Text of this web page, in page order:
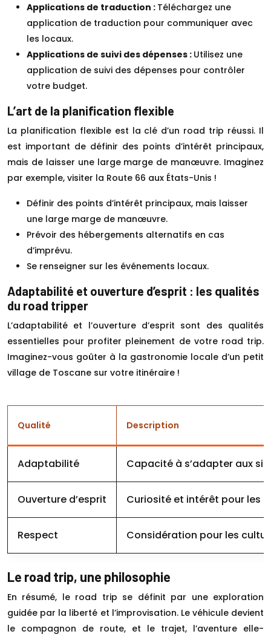
Applications de traduction : Téléchargez une
application de traduction pour communiquer avec
les locaux.
Applications de suivi des dépenses : Utilisez une
application de suivi des dépenses pour contrôler
votre budget.
L’art de la planification flexible
La planification flexible est la clé d’un road trip réussi. Il
est important de définir des points d’intérêt principaux,
mais de laisser une large marge de manœuvre. Imaginez
par exemple, visiter la Route 66 aux États-Unis !
Définir des points d’intérêt principaux, mais laisser
une large marge de manœuvre.
Prévoir des hébergements alternatifs en cas
d’imprévu.
Se renseigner sur les événements locaux.
Adaptabilité et ouverture d’esprit : les qualités
du road tripper
L’adaptabilité et l’ouverture d’esprit sont des qualités
essentielles pour profiter pleinement de votre road trip.
Imaginez-vous goûter à la gastronomie locale d’un petit
village de Toscane sur votre itinéraire !
Qualité Description
Adaptabilité Capacité à s’adapter aux
Ouverture d’esprit Curiosité et intérêt pour les
Respect Considération pour les
Le road trip, une philosophie
En résumé, le road trip se définit par une exploration
guidée par la liberté et l’improvisation. Le véhicule devient
le compagnon de route, et le trajet, l’aventure elle-